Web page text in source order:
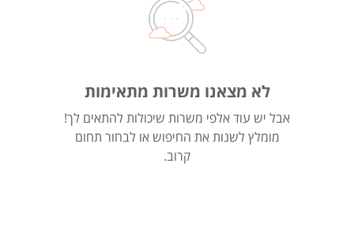
לא מצאנו משרות מתאימות
אבל יש עוד אלפי משרות שיכולות להתאים לך!
מומלץ לשנות את החיפוש או לבחור תחום
קרוב.